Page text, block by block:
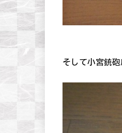
そして小宮銃砲